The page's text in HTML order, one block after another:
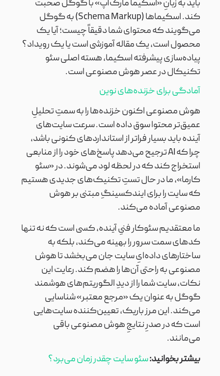
باید به زبانِ «اسکیما مارک‌آپ» با گوگل صحبت
کند. اسکیماها (Schema Markup) به گوگل
می‌گویند که محتوای شما دقیقاً چیست؛ آیا یک
محصول است، یک مقاله آموزشی است یا یک رویداد؟
پیاده‌سازی پیشرفته اسکیما، هسته اصلی سئو
تکنیکال در عصر هوش مصنوعی است.
آمادگی برای خزنده‌های نوین
هوش مصنوعی اکنون خزنده‌ها را به سمتِ تحلیلِ
عمیق‌تر محتوا سوق داده است. سرعت سایت‌های
آینده باید بسیار فراتر از استانداردهای کنونی باشد،
چرا که AI ترجیح می‌دهد پاسخ‌های خود را از منابعی
استخراج کند که در لحظه لود می‌شوند. در «سئو
کارما»، ما در حال تستِ تکنیک‌های جدیدی هستیم
که سایت را برای ایندکسینگِ مبتنی بر هوش
مصنوعی آماده می‌کند.
ما معتقدیم سئوکار فنیِ آینده، کسی است که نه تنها
کدهای سمت سرور را بهینه می‌کند، بلکه به
ساختارهای داده‌ایِ سایت جان می‌بخشد تا هوش
مصنوعی به راحتی آن‌ها را هضم کند. رعایت این
نکات، سایت شما را از دیدِ الگوریتم‌های هوشمند
گوگل به عنوان یک «مرجع معتبر» شناسایی
می‌کند. این مرز باریک، تعیین‌کننده سایت‌هایی
است که در صدرِ نتایجِ هوش مصنوعی باقی
می‌مانند.
بیشتر بخوانید:سئو سایت چقدر زمان می‌برد؟